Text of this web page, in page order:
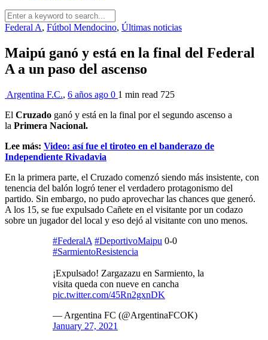
Federal A, Fútbol Mendocino, Últimas noticias
Maipú ganó y está en la final del Federal
A a un paso del ascenso
Argentina F.C., 6 años ago 0 1 min read 725
El Cruzado ganó y está en la final por el segundo ascenso a
la Primera Nacional.
Lee más: Video: así fue el tiroteo en el banderazo de
Independiente Rivadavia
En la primera parte, el Cruzado comenzó siendo más insistente, con
tenencia del balón logró tener el verdadero protagonismo del
partido. Sin embargo, no pudo aprovechar las chances que generó.
A los 15, se fue expulsado Cañete en el visitante por un codazo
sobre un jugador del local y eso dejó al visitante con uno menos.
#FederalA #DeportivoMaipu 0-0
#SarmientoResistencia
¡Expulsado! Zargazazu en Sarmiento, la
visita queda con nueve en cancha
pic.twitter.com/45Rn2gxnDK
— Argentina FC (@ArgentinaFCOK)
January 27, 2021